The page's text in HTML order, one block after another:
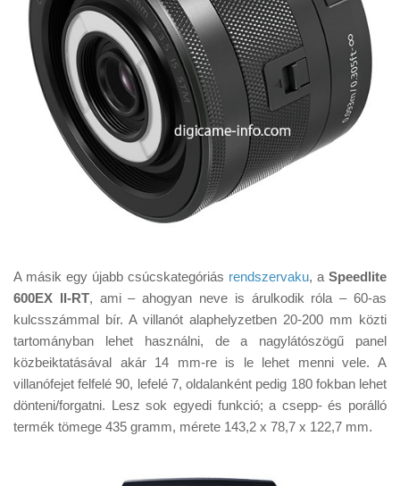
A másik egy újabb csúcskategóriás rendszervaku, a Speedlite
600EX II-RT, ami – ahogyan neve is árulkodik róla – 60-as
kulcsszámmal bír. A villanót alaphelyzetben 20-200 mm közti
tartományban lehet használni, de a nagylátószögű panel
közbeiktatásával akár 14 mm-re is le lehet menni vele. A
villanófejet felfelé 90, lefelé 7, oldalanként pedig 180 fokban lehet
dönteni/forgatni. Lesz sok egyedi funkció; a csepp- és porálló
termék tömege 435 gramm, mérete 143,2 x 78,7 x 122,7 mm.